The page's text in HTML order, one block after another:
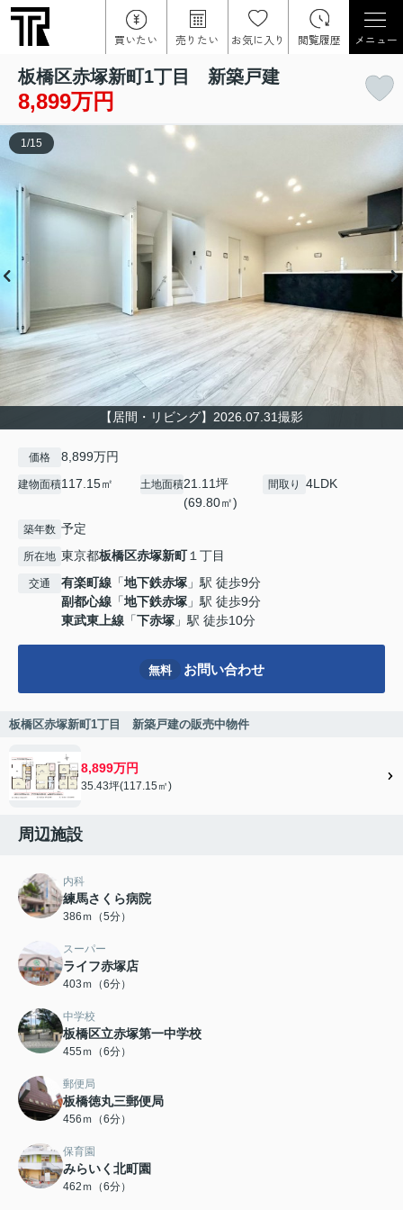
買いたい 売りたい お気に入り 閲覧履歴 メニュー
板橋区赤塚新町1丁目 新築戸建
8,899万円
【居間・リビング】2026.07.31撮影
1 /15
価格 8,899万円
建物面積117.15㎡ 土地面積21.11坪
(69.80㎡)
間取り 4LDK
築年数 予定
所在地 東京都板橋区赤塚新町１丁目
交通 有楽町線 「地下鉄赤塚 」駅 徒歩9分
副都心線 「地下鉄赤塚 」駅 徒歩9分
東武東上線 「下赤塚 」駅 徒歩10分
無料 お問い合わせ
板橋区赤塚新町1丁目 新築戸建の販売中物件
8,899万円
35.43坪(117.15㎡)
周辺施設
内科
練馬さくら病院
386ｍ（5分）
スーパー
ライフ赤塚店
403ｍ（6分）
中学校
板橋区立赤塚第一中学校
455ｍ（6分）
郵便局
板橋徳丸三郵便局
456ｍ（6分）
保育園
みらいく北町園
462ｍ（6分）